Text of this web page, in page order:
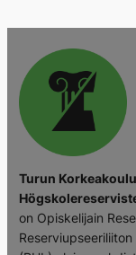
Turun
on Opiskelijain
Reserviupseeriliiton